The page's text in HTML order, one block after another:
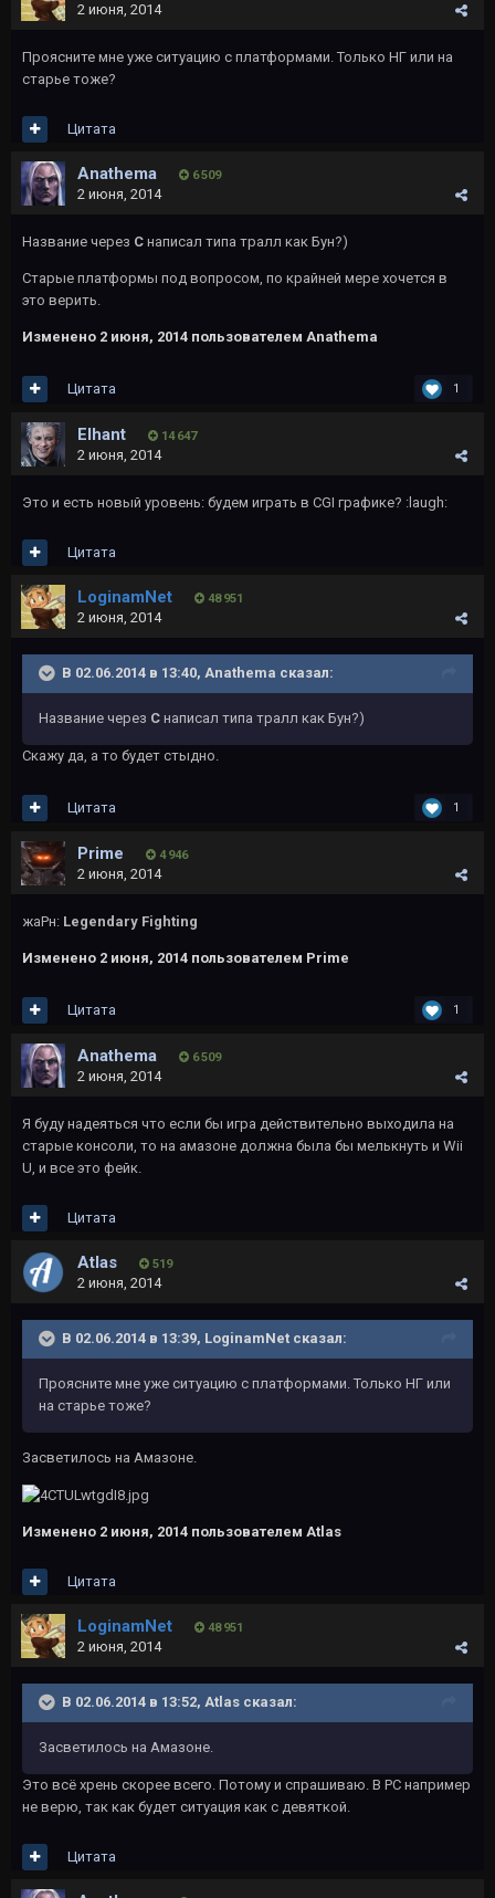
2 июня, 2014
Проясните мне уже ситуацию с платформами. Только НГ или на
старье тоже?
Цитата
Anathema 6 509
2 июня, 2014
Название через С написал типа тралл как Бун?)
Старые платформы под вопросом, по крайней мере хочется в
это верить.
Изменено 2 июня, 2014 пользователем Anathema
1
Цитата
Elhant 14 647
2 июня, 2014
Это и есть новый уровень: будем играть в CGI графике? :laugh:
Цитата
LoginamNet 48 951
2 июня, 2014
В 02.06.2014 в 13:40, Anathema сказал:
Название через С написал типа тралл как Бун?)
Скажу да, а то будет стыдно.
1
Цитата
Primе 4 946
2 июня, 2014
жаРн: Legendary Fighting
Изменено 2 июня, 2014 пользователем Primе
1
Цитата
Anathema 6 509
2 июня, 2014
Я буду надеяться что если бы игра действительно выходила на
старые консоли, то на амазоне должна была бы мелькнуть и Wii
U, и все это фейк.
Цитата
Atlas 519
2 июня, 2014
В 02.06.2014 в 13:39, LoginamNet сказал:
Проясните мне уже ситуацию с платформами. Только НГ или
на старье тоже?
Засветилось на Амазоне.
Изменено 2 июня, 2014 пользователем Atlas
Цитата
LoginamNet 48 951
2 июня, 2014
В 02.06.2014 в 13:52, Atlas сказал:
Засветилось на Амазоне.
Это всё хрень скорее всего. Потому и спрашиваю. В РС например
не верю, так как будет ситуация как с девяткой.
Цитата